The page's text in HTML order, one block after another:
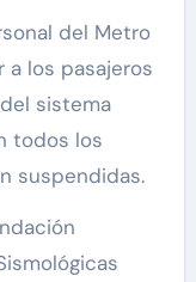
del Metro
a los pasajeros
sistema
todos los
suspendidas.